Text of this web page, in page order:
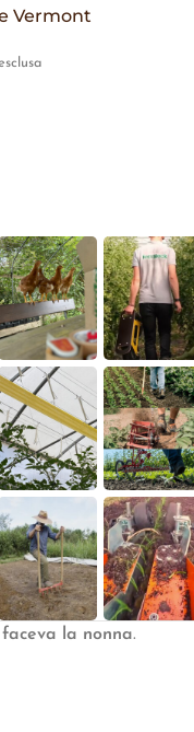
Vermont
la nonna.